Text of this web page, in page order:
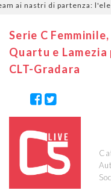
nastri di partenza:
Serie C
Quartu e
CLT-Gradara